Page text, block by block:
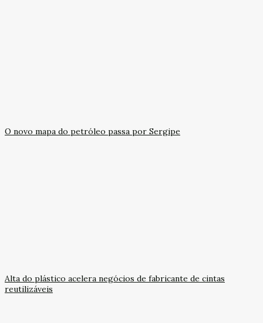
O novo mapa do petróleo passa por Sergipe
Alta do plástico acelera negócios de fabricante de cintas
reutilizáveis